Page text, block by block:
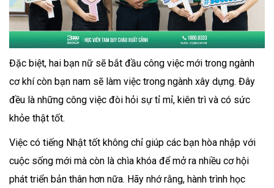
Đặc biệt, hai bạn nữ sẽ bắt đầu công việc mới trong ngành
cơ khí còn bạn nam sẽ làm việc trong ngành xây dựng. Đây
đều là những công việc đòi hỏi sự tỉ mỉ, kiên trì và có sức
khỏe thật tốt.
Việc có tiếng Nhật tốt không chỉ giúp các bạn hòa nhập với
cuộc sống mới mà còn là chìa khóa để mở ra nhiều cơ hội
phát triển bản thân hơn nữa. Hãy nhớ rằng, hành trình học